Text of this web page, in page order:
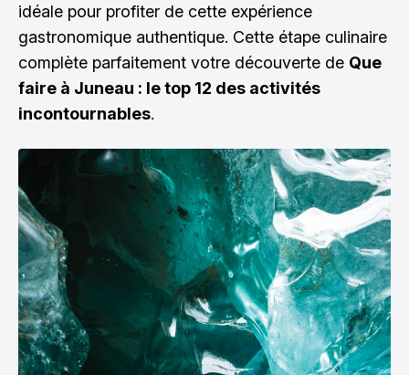
idéale pour profiter de cette expérience
gastronomique authentique. Cette étape culinaire
complète parfaitement votre découverte de Que
faire à Juneau : le top 12 des activités
incontournables.